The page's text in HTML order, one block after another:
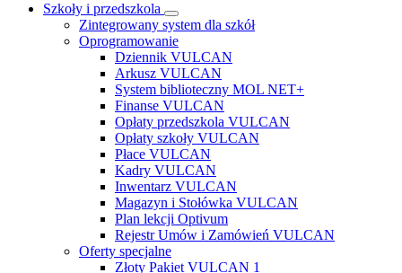
Szkoły i przedszkola
Zintegrowany system dla szkół
Oprogramowanie
Dziennik VULCAN
Arkusz VULCAN
System biblioteczny MOL NET+
Finanse VULCAN
Opłaty przedszkola VULCAN
Opłaty szkoły VULCAN
Płace VULCAN
Kadry VULCAN
Inwentarz VULCAN
Magazyn i Stołówka VULCAN
Plan lekcji Optivum
Rejestr Umów i Zamówień VULCAN
Oferty specjalne
Złoty Pakiet VULCAN 1